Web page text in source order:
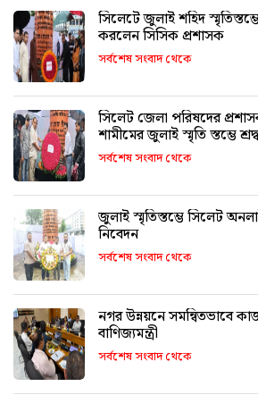
সিলেটে জুলাই শহিদ
করলেন সিসিক প্রশাসক
সর্বশেষ সংবাদ থেকে
সিলেট জেলা পরিষদের
শামীমের জুলাই স্মৃতি স্তম্ভে
সর্বশেষ সংবাদ থেকে
জুলাই স্মৃতিস্তম্ভে সিলেট
নিবেদন
সর্বশেষ সংবাদ থেকে
নগর উন্নয়নে সমন্বিতভাবে
বাণিজ্যমন্ত্রী
সর্বশেষ সংবাদ থেকে